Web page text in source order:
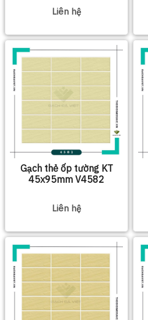
Liên hệ
Gạch thẻ ốp tường KT
45x95mm V4582
Liên hệ